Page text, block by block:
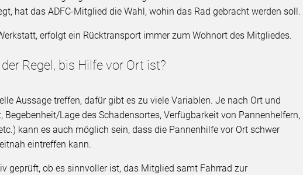
hat das ADFC-Mitglied die Wahl, wohin das Rad gebracht werden soll.
erfolgt ein Rücktransport immer zum Wohnort des Mitgliedes.
Regel, bis Hilfe vor Ort ist?
Aussage treffen, dafür gibt es zu viele Variablen. Je nach Ort und
Begebenheit/Lage des Schadensortes, Verfügbarkeit von Pannenhelfern,
kann es auch möglich sein, dass die Pannenhilfe vor Ort schwer
eintreffen kann.
geprüft, ob es sinnvoller ist, das Mitglied samt Fahrrad zur